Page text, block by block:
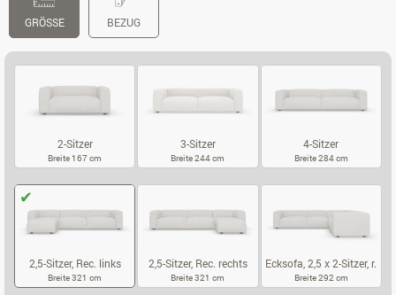
GRÖSSE BEZUG
2-Sitzer
Breite 167 cm
3-Sitzer
Breite 244 cm
4-Sitzer
Breite 284 cm
2,5-Sitzer, Rec. links
Breite 321 cm
2,5-Sitzer, Rec. rechts
Breite 321 cm
Ecksofa, 2,5 x 2-Sitzer, r.
Breite 292 cm